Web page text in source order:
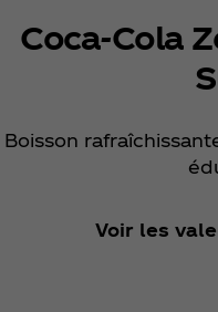
Coca‑Cola
Boisson
Voir les